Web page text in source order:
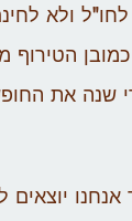
לחו"ל ולא
שנה את